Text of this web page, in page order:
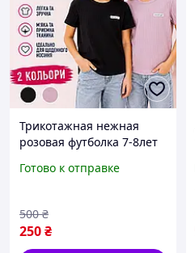
Трикотажная нежная
розовая футболка 7-8лет
однотонные нарядные
Готово к отправке
250₴
500 ₴